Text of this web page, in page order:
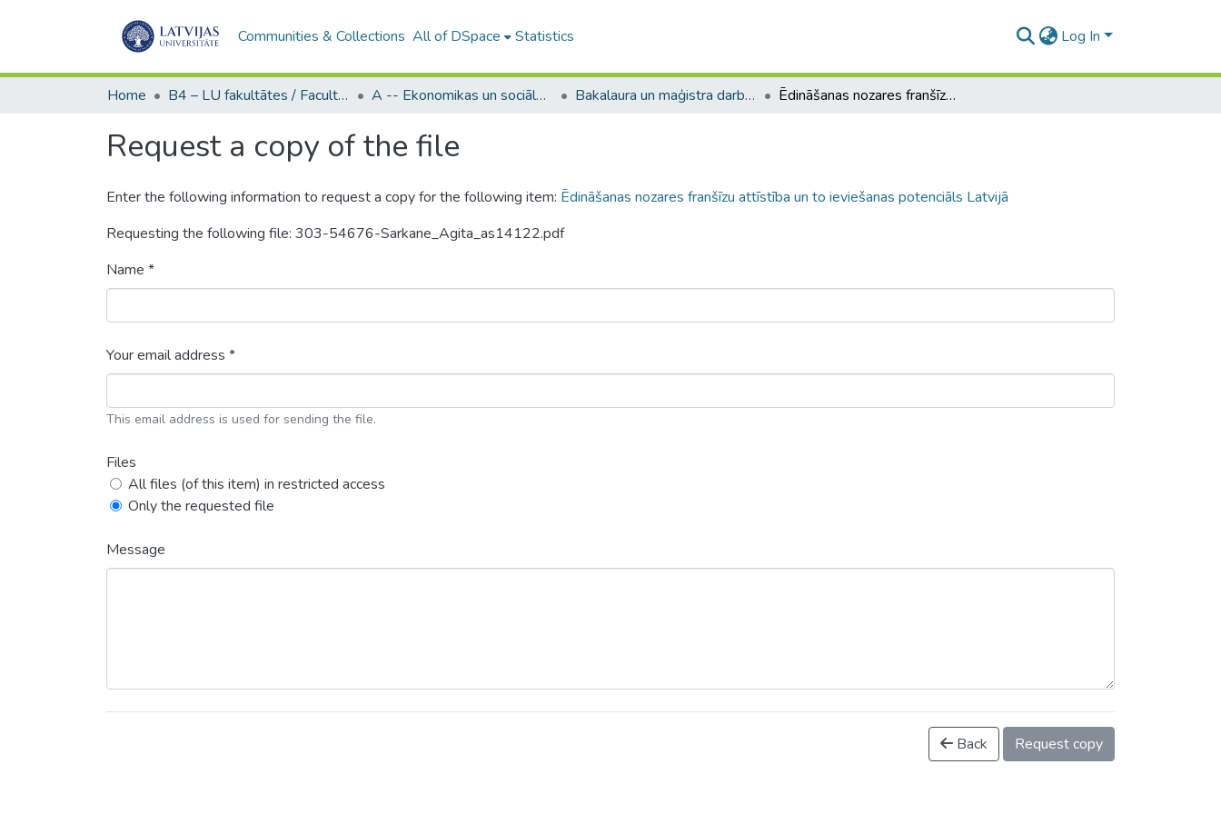
Communities & Collections All of DSpace Statistics Log In
Home B4 – LU fakultātes / Faculties of the UL A -- Ekonomikas un sociālo zinātņu fakultāte / Faculty of Economics and Social Sciences Bakalaura un maģistra darbi (ESZF) / Bachelor's and Master's theses Ēdināšanas nozares franšīzu attīstība un to ieviešanas potenciāls Latvijā
Request a copy of the file
Enter the following information to request a copy for the following item: Ēdināšanas nozares franšīzu attīstība un to ieviešanas potenciāls Latvijā
Requesting the following file: 303-54676-Sarkane_Agita_as14122.pdf
Name *
Your email address *
This email address is used for sending the file.
Files
All files (of this item) in restricted access
Only the requested file
Message
Back Request copy